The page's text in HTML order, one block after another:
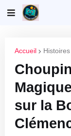
Accueil
sur la